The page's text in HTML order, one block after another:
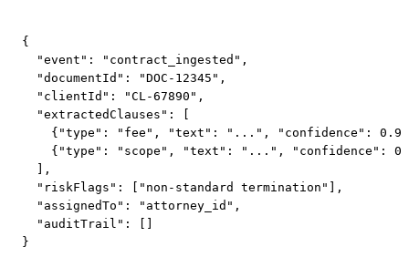
{
  "event": "contract_ingested",
  "documentId": "DOC-12345",
  "clientId": "CL-67890",
  "extractedClauses": [
{"type": "fee", "text": "...", "confidence":
{"type": "scope", "text": "...", "confidence":
  ],
  "riskFlags": ["non-standard termination"],
  "assignedTo": "attorney_id",
  "auditTrail": []
}